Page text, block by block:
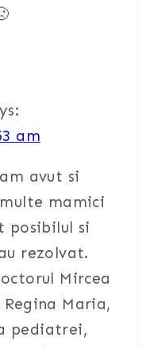
am
avut si
mamici
posibilul si
rezolvat.
Mircea
Maria,
pediatrei,